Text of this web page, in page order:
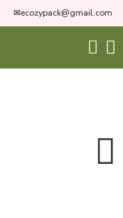
✉ecozypack@gmail.com